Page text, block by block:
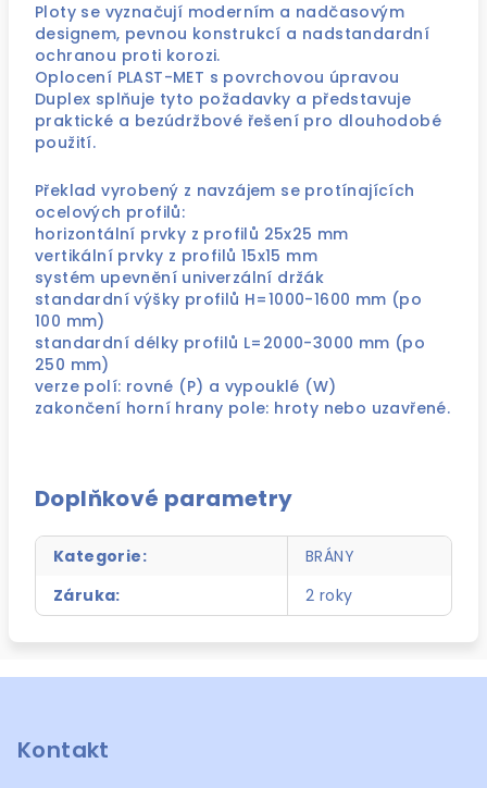
Ploty se vyznačují moderním a nadčasovým
designem, pevnou konstrukcí a nadstandardní
ochranou proti korozi.
Oplocení PLAST-MET s povrchovou úpravou
Duplex splňuje tyto požadavky a představuje
praktické a bezúdržbové řešení pro dlouhodobé
použití.
Překlad vyrobený z navzájem se protínajících
ocelových profilů:
horizontální prvky z profilů 25x25 mm
vertikální prvky z profilů 15x15 mm
systém upevnění univerzální držák
standardní výšky profilů H=1000-1600 mm (po
100 mm)
standardní délky profilů L=2000-3000 mm (po
250 mm)
verze polí: rovné (P) a vypouklé (W)
zakončení horní hrany pole: hroty nebo uzavřené.
Doplňkové parametry
Kategorie:
BRÁNY
Záruka: 2 roky
Kontakt